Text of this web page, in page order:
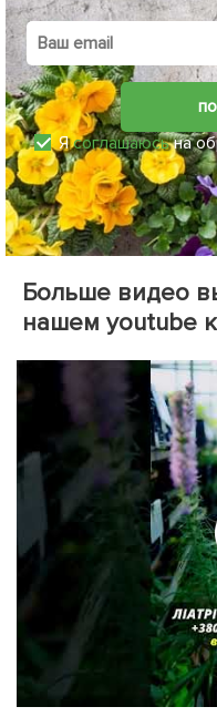
Ясоглашаюсьна
Больше видео
нашем youtube